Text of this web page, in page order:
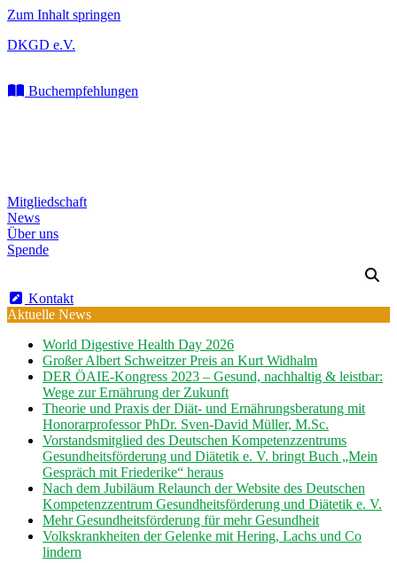
Zum Inhalt springen
DKGD e.V.
Buchempfehlungen
Mitgliedschaft
News
Über uns
Spende
Kontakt
Aktuelle News
World Digestive Health Day 2026
Großer Albert Schweitzer Preis an Kurt Widhalm
DER ÖAIE-Kongress 2023 – Gesund, nachhaltig & leistbar:
Wege zur Ernährung der Zukunft
Theorie und Praxis der Diät- und Ernährungsberatung mit
Honorarprofessor PhDr. Sven-David Müller, M.Sc.
Vorstandsmitglied des Deutschen Kompetenzzentrums
Gesundheitsförderung und Diätetik e. V. bringt Buch „Mein
Gespräch mit Friederike“ heraus
Nach dem Jubiläum Relaunch der Website des Deutschen
Kompetenzzentrum Gesundheitsförderung und Diätetik e. V.
Mehr Gesundheitsförderung für mehr Gesundheit
Volkskrankheiten der Gelenke mit Hering, Lachs und Co
lindern